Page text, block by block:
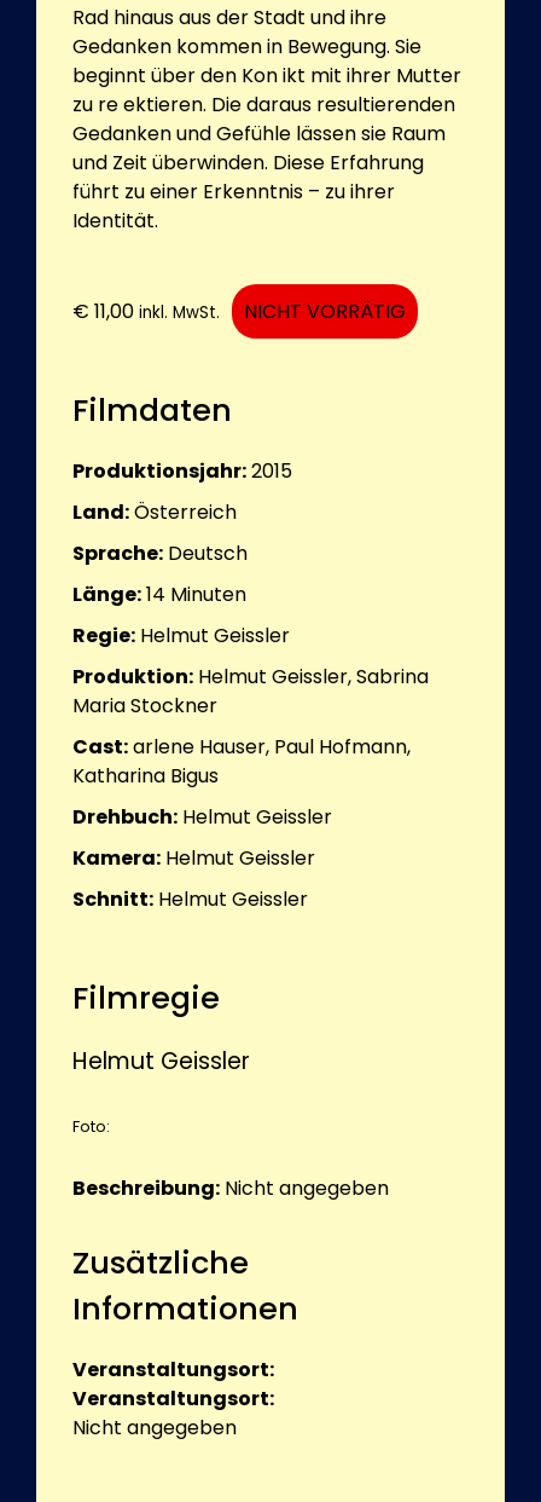
Rad hinaus aus der Stadt und ihre
Gedanken kommen in Bewegung. Sie
beginnt über den Kon ikt mit ihrer Mutter
zu re ektieren. Die daraus resultierenden
Gedanken und Gefühle lässen sie Raum
und Zeit überwinden. Diese Erfahrung
führt zu einer Erkenntnis – zu ihrer
Identität.
€ 11,00 inkl. MwSt. NICHT VORRÄTIG
Filmdaten
Produktionsjahr:2015
Land:Österreich
Sprache: Deutsch
Länge:14 Minuten
Regie: Helmut Geissler
Produktion: Helmut Geissler, Sabrina
Maria Stockner
Cast:arlene Hauser, Paul Hofmann,
Katharina Bigus
Drehbuch: Helmut Geissler
Kamera: Helmut Geissler
Schnitt: Helmut Geissler
Filmregie
Helmut Geissler
Foto:
Beschreibung: Nicht angegeben
Zusätzliche
Informationen
Veranstaltungsort:
Veranstaltungsort:
Nicht angegeben